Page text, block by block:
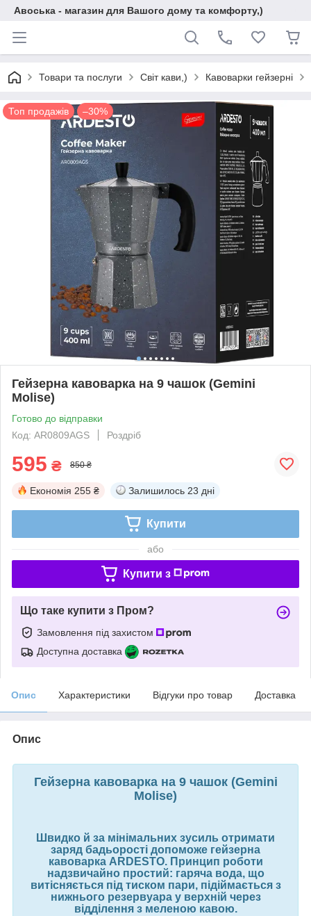
Авоська - магазин для Вашого дому та комфорту,)
Товари та послуги Світ кави,) Кавоварки гейзерні
Топ продажів –30%
Гейзерна кавоварка на 9 чашок (Gemini
Molise)
Готово до відправки
Код: AR0809AGS
Роздріб
595 ₴ 850 ₴
Економія 255 ₴ Залишилось 23 дні
Купити
або
Купити з
Що таке купити з Пром?
Замовлення під захистом
Доступна доставка
Опис Характеристики Відгуки про товар Доставка
Опис
Гейзерна кавоварка на 9 чашок (Gemini
Molise)
Швидко й за мінімальних зусиль отримати
заряд бадьорості допоможе гейзерна
кавоварка ARDESTO. Принцип роботи
надзвичайно простий: гаряча вода, що
витісняється під тиском пари, підіймається з
нижнього резервуара у верхній через
відділення з меленою кавою.